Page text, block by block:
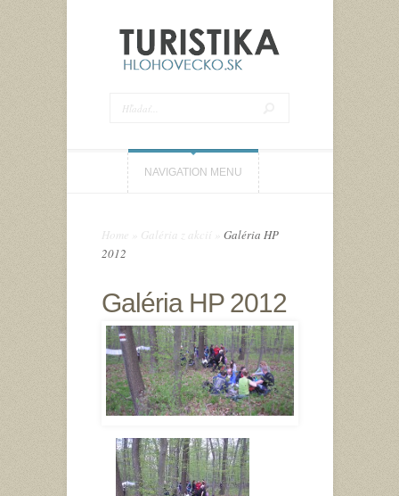
NAVIGATION MENU
Home Galéria z akcií
Galéria HP
2012
Galéria HP 2012